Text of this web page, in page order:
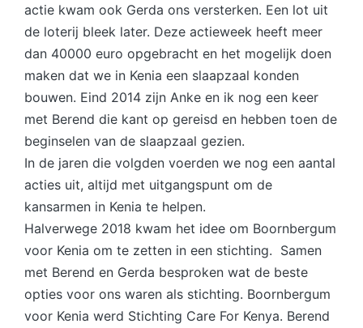
actie kwam ook Gerda ons versterken. Een lot uit
de loterij bleek later. Deze actieweek heeft meer
dan 40000 euro opgebracht en het mogelijk doen
maken dat we in Kenia een slaapzaal konden
bouwen. Eind 2014 zijn Anke en ik nog een keer
met Berend die kant op gereisd en hebben toen de
beginselen van de slaapzaal gezien.
In de jaren die volgden voerden we nog een aantal
acties uit, altijd met uitgangspunt om de
kansarmen in Kenia te helpen.
Halverwege 2018 kwam het idee om Boornbergum
voor Kenia om te zetten in een stichting. Samen
met Berend en Gerda besproken wat de beste
opties voor ons waren als stichting. Boornbergum
voor Kenia werd Stichting Care For Kenya. Berend